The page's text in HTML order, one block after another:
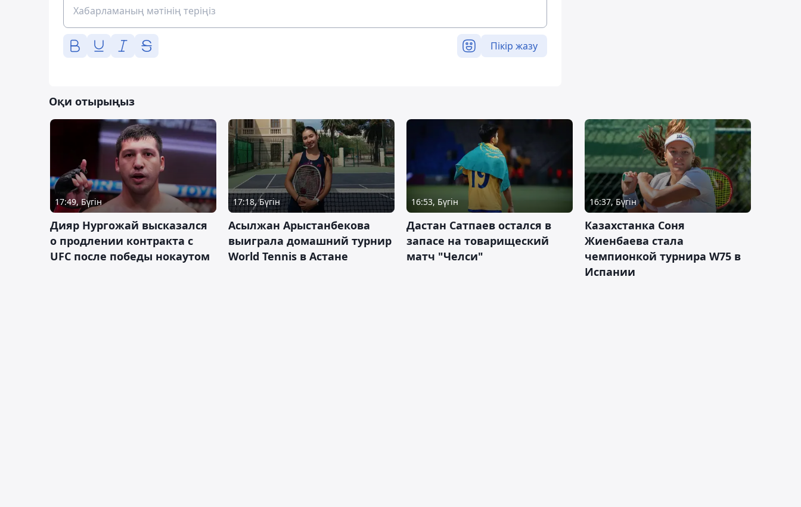
Пікір жазу
Оқи отырыңыз
17:49, Бүгін
Дияр Нургожай высказался
о продлении контракта с
UFC после победы нокаутом
17:18, Бүгін
Асылжан Арыстанбекова
выиграла домашний турнир
World Tennis в Астане
16:53, Бүгін
Дастан Сатпаев остался в
запасе на товарищеский
матч "Челси"
16:37, Бүгін
Казахстанка Соня
Жиенбаева стала
чемпионкой турнира W75 в
Испании